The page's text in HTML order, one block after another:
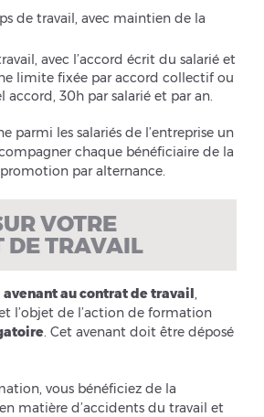
de travail, avec maintien de la
avec l’accord écrit du salarié et
limite fixée par accord collectif ou
accord, 30h par salarié et par an.
parmi les salariés de l’entreprise un
chaque bénéficiaire de la
par alternance.
VOTRE
DE TRAVAIL
avenant au contrat de travail,
l’objet de l’action de formation
. Cet avenant doit être déposé
vous bénéficiez de la
matière d’accidents du travail et